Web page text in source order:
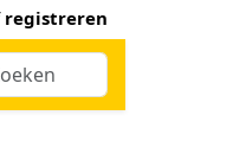
registreren